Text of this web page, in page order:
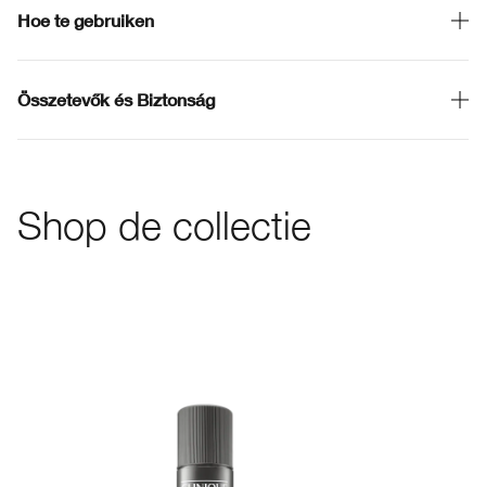
Hoe te gebruiken
Összetevők és Biztonság
Shop de collectie